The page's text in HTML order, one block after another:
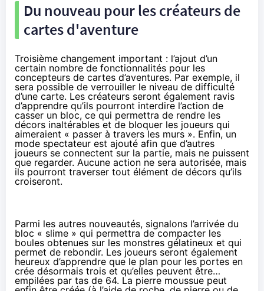
Du nouveau pour les créateurs de
cartes d'aventure
Troisième changement important : l’ajout d’un
certain nombre de fonctionnalités pour les
concepteurs de cartes d’aventures. Par exemple, il
sera possible de verrouiller le niveau de difficulté
d’une carte. Les créateurs seront également ravis
d’apprendre qu’ils pourront interdire l’action de
casser un bloc, ce qui permettra de rendre les
décors inaltérables et de bloquer les joueurs qui
aimeraient « passer à travers les murs ». Enfin, un
mode spectateur est ajouté afin que d’autres
joueurs se connectent sur la partie, mais ne puissent
que regarder. Aucune action ne sera autorisée, mais
ils pourront traverser tout élément de décors qu’ils
croiseront.
Parmi les autres nouveautés, signalons l’arrivée du
bloc « slime » qui permettra de compacter les
boules obtenues sur les monstres gélatineux et qui
permet de rebondir. Les joueurs seront également
heureux d’apprendre que le plan pour les portes en
crée désormais trois et qu’elles peuvent être…
empilées par tas de 64. La pierre moussue peut